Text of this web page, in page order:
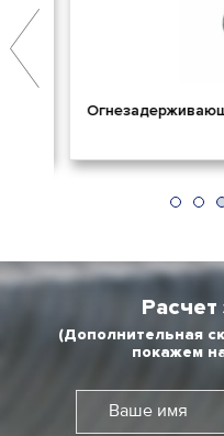
Расчет
(Дополнительная
покажем
Ваше имя